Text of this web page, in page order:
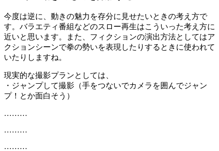
今度は逆に、動きの魅力を存分に見せたいときの考え方で
す。バラエティ番組などのスロー再生はこういった考え方に
近いと思います。また、フィクションの演出方法としてはア
クションシーンで拳の勢いを表現したりするときに使われて
いたりしますね。
現実的な撮影プランとしては、
・ジャンプして撮影（手をつないでカメラを囲んでジャン
プ！とか面白そう）
………
………
………